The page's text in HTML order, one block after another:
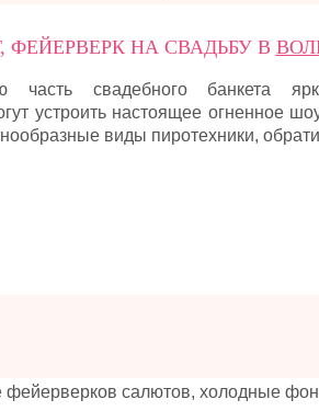
ФЕЙЕРВЕРК НА СВАДЬБУ В
часть свадебного банкета
устроить настоящее огненное
виды пиротехники,
салютов, холодные